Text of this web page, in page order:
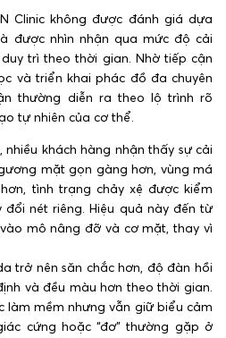
Clinic không được đánh giá dựa
được nhìn nhận qua mức độ cải
trì theo thời gian. Nhờ tiếp cận
và triển khai phác đồ đa chuyên
thường diễn ra theo lộ trình rõ
tự nhiên của cơ thể.
, nhiều khách hàng nhận thấy sự cải
mặt gọn gàng hơn, vùng má
tình trạng chảy xệ được kiểm
nét riêng. Hiệu quả này đến từ
mô nâng đỡ và cơ mặt, thay vì
da trở nên săn chắc hơn, độ đàn hồi
và đều màu hơn theo thời gian.
làm mềm nhưng vẫn giữ biểu cảm
cứng hoặc “đơ” thường gặp ở